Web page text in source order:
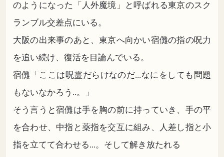
のようになった「人外魔境」と呼ばれる東京のスク
ランブル交差点にいる。
大阪の出来事のあと、東京へ向かい宿儺の指の呪力
を追い続け、復活を目論んでいる。
宿儺「ここは呪霊だらけなのだ...なにをしても問題
もないなかろう..。」
そう言うと宿儺は手を胸の前に持っていき、手の平
を合わせ、中指と薬指を交互に組み、人差し指と小
指を立てて合わせる...。そして解き放たれる